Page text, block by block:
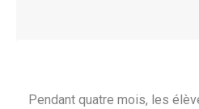
Pendant quatre mois, les